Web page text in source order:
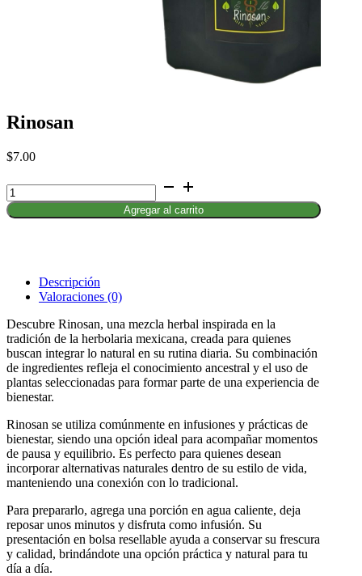
Rinosan
$7.00
Rinosan
cantidad
Agregar al carrito
Descripción
Valoraciones (0)
Descubre Rinosan, una mezcla herbal inspirada en la
tradición de la herbolaria mexicana, creada para quienes
buscan integrar lo natural en su rutina diaria. Su combinación
de ingredientes refleja el conocimiento ancestral y el uso de
plantas seleccionadas para formar parte de una experiencia de
bienestar.
Rinosan se utiliza comúnmente en infusiones y prácticas de
bienestar, siendo una opción ideal para acompañar momentos
de pausa y equilibrio. Es perfecto para quienes desean
incorporar alternativas naturales dentro de su estilo de vida,
manteniendo una conexión con lo tradicional.
Para prepararlo, agrega una porción en agua caliente, deja
reposar unos minutos y disfruta como infusión. Su
presentación en bolsa resellable ayuda a conservar su frescura
y calidad, brindándote una opción práctica y natural para tu
día a día.